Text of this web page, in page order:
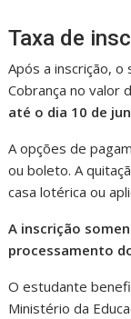
Taxa de
Após a inscrição, o
Cobrança no valor
até o dia 10 de
A opções de
ou boleto. A
casa lotérica ou
A inscrição
processamento
O estudante
Ministério da